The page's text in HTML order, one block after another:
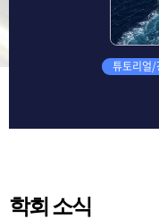
튜토리얼/
학회 소식